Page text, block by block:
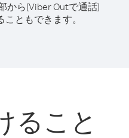
から[Viber Outで通話]
ともできます。
ること